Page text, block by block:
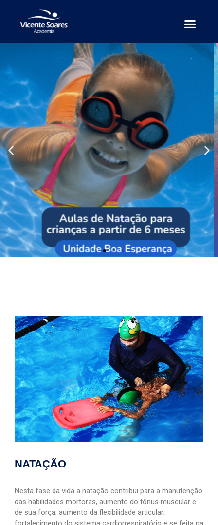
NATAÇÃO
Nesta fase da vida a natação contribui para a manutenção
das habilidades mortoras, aumento do tônus muscular e
de sua força; aumento da flexibilidade articular;
fortalecimento do sistema cardiorrespiratório e se feita na